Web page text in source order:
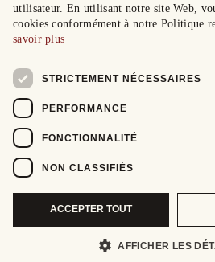
utilisateur. En utilisant notre site Web,
cookies conformément à notre Politique
savoir plus
STRICTEMENT NÉCESSAIRES
PERFORMANCE
FONCTIONNALITÉ
NON CLASSIFIÉS
ACCEPTER TOUT
AFFICHER LES